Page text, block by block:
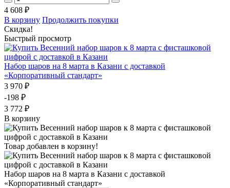
4 608 ₽
В корзину Продолжить покупки
Скидка!
Быстрый просмотр
Набор шаров на 8 марта в Казани с доставкой
«Корпоративный стандарт»
3 970 ₽
-198 ₽
3 772 ₽
В корзину
Товар добавлен в корзину!
Набор шаров на 8 марта в Казани с доставкой
«Корпоративный стандарт»